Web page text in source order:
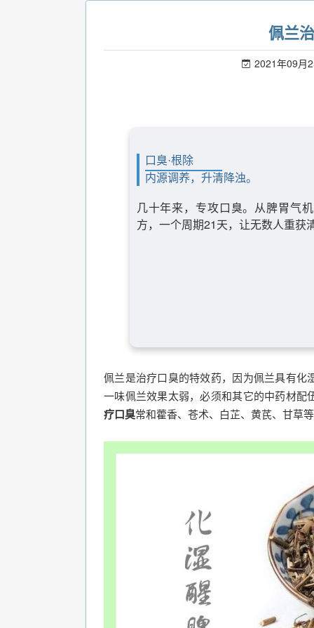
佩兰
2021年09月
口臭·根除
内源调养，升清降浊。
几十年来，专攻口臭。从脾胃气
方，一个周期21天，让无数人重获
佩兰是治疗口臭的特效药，因为佩兰具有
一味佩兰效果太弱，必须和其它的中药材配
疗口臭常和藿香、苍术、白芷、黄芪、甘草